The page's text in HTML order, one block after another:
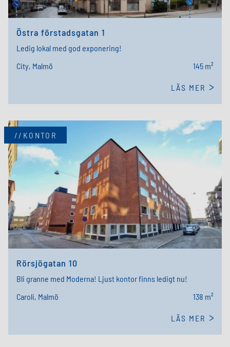
Östra förstadsgatan 1
Ledig lokal med god exponering!
City, Malmö
145 m²
LÄS MER
//KONTOR
Rörsjögatan 10
Bli granne med Moderna! Ljust kontor finns ledigt nu!
Caroli, Malmö
138 m²
LÄS MER